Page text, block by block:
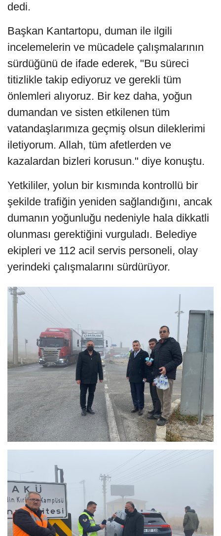
dedi.
Başkan Kantartopu, duman ile ilgili
incelemelerin ve mücadele çalışmalarının
sürdüğünü de ifade ederek, "Bu süreci
titizlikle takip ediyoruz ve gerekli tüm
önlemleri alıyoruz. Bir kez daha, yoğun
dumandan ve sisten etkilenen tüm
vatandaşlarımıza geçmiş olsun dileklerimi
iletiyorum. Allah, tüm afetlerden ve
kazalardan bizleri korusun." diye konuştu.
Yetkililer, yolun bir kısmında kontrollü bir
şekilde trafiğin yeniden sağlandığını, ancak
dumanın yoğunluğu nedeniyle hala dikkatli
olunması gerektiğini vurguladı. Belediye
ekipleri ve 112 acil servis personeli, olay
yerindeki çalışmalarını sürdürüyor.